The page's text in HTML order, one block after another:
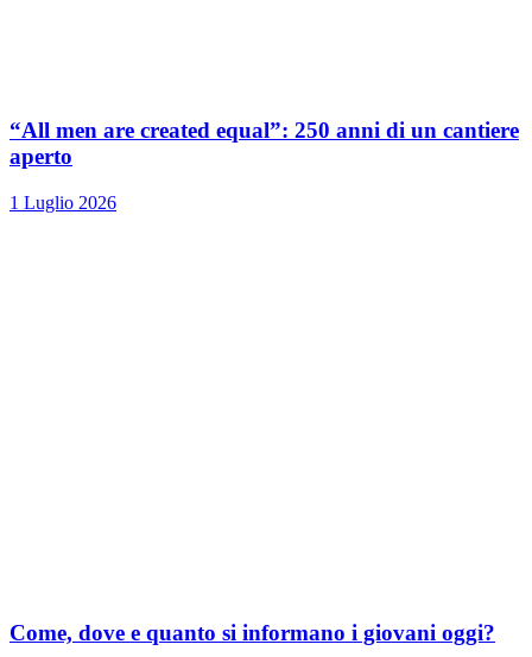
“All men are created equal”: 250 anni di un cantiere
aperto
1 Luglio 2026
Come, dove e quanto si informano i giovani oggi?